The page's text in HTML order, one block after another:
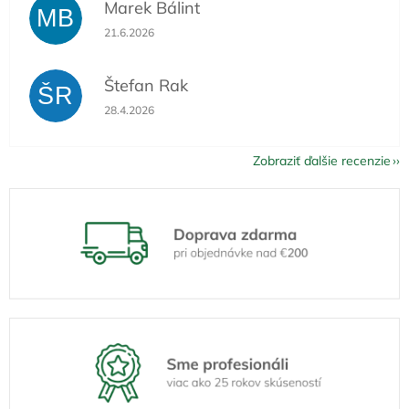
MB Marek Bálint
Hodnotenie obchodu je 5 z 5 hviezdičiek.
21.6.2026
ŠR Štefan Rak
Hodnotenie obchodu je 5 z 5 hviezdičiek.
28.4.2026
Zobraziť ďalšie recenzie